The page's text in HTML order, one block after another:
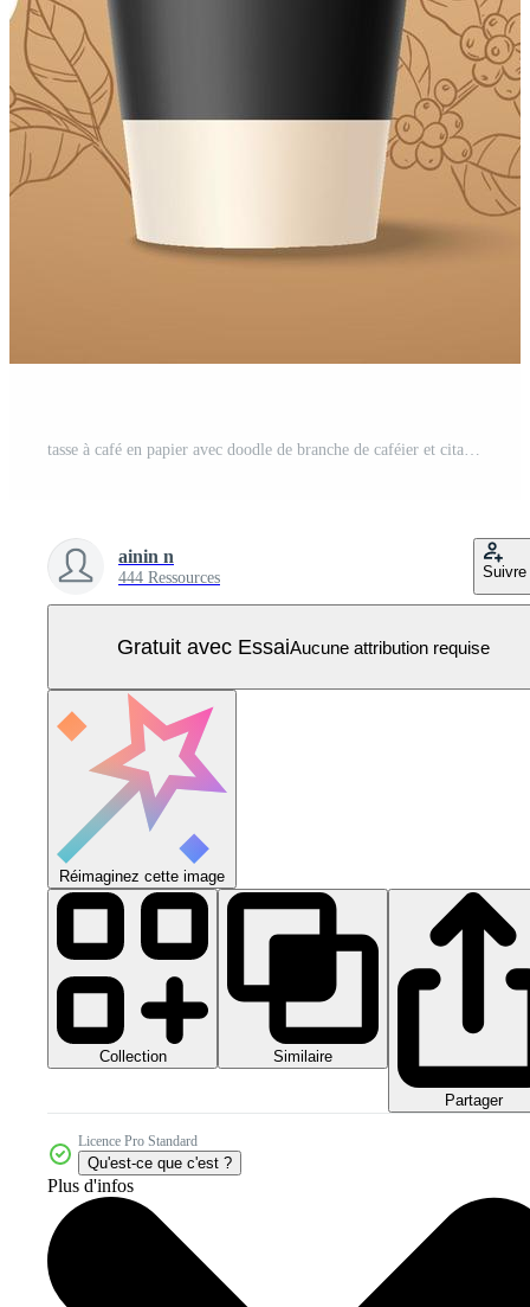
tasse à café en papier avec doodle de branche de caféier et citations Vecteur Pro
ainin n
444 Ressources Suivre
Gratuit avec EssaiAucune attribution requise
Réimaginez cette image
Collection Similaire
Partager
Licence Pro Standard
Qu'est-ce que c'est ?
Plus d'infos